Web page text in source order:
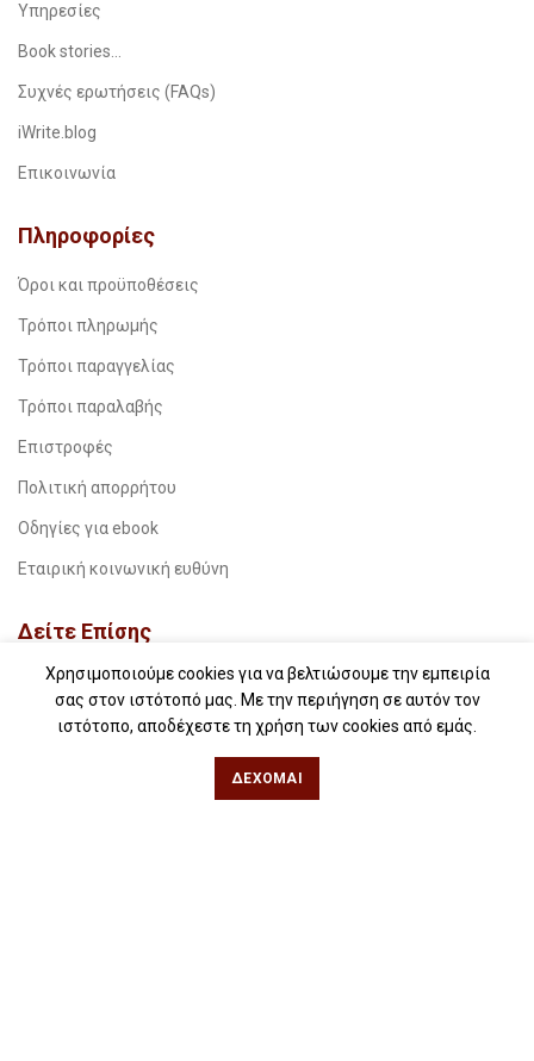
Υπηρεσίες
Book stories…
Συχνές ερωτήσεις (FAQs)
iWrite.blog
Επικοινωνία
Πληροφορίες
Όροι και προϋποθέσεις
Τρόποι πληρωμής
Τρόποι παραγγελίας
Τρόποι παραλαβής
Επιστροφές
Πολιτική απορρήτου
Οδηγίες για ebook
Εταιρική κοινωνική ευθύνη
Δείτε Επίσης
Free Press – Μεταέμπνευση
Για βιβλιοπωλεία
Χρησιμοποιούμε cookies για να βελτιώσουμε την εμπειρία
σας στον ιστότοπό μας. Με την περιήγηση σε αυτόν τον
ιστότοπο, αποδέχεστε τη χρήση των cookies από εμάς.
ΔΈΧΟΜΑΙ